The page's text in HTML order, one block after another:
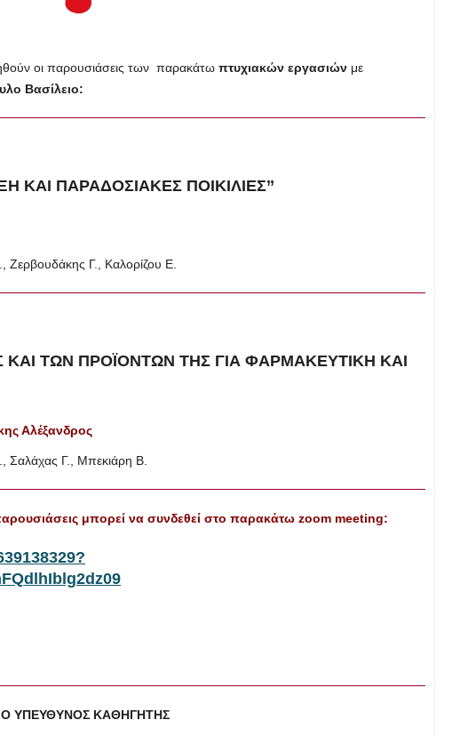
οι παρουσιάσεις των παρακάτω πτυχιακών εργασιών με
Βασίλειο:
ΚΑΙ ΠΑΡΑΔΟΣΙΑΚΕΣ ΠΟΙΚΙΛΙΕΣ’’
Γ., Καλορίζου Ε.
ΚΑΙ ΤΩΝ ΠΡΟΪΟΝΤΩΝ ΤΗΣ ΓΙΑ ΦΑΡΜΑΚΕΥΤΙΚΗ ΚΑΙ
Αλέξανδρος
Γ., Μπεκιάρη Β.
μπορεί να συνδεθεί στο παρακάτω zoom meeting:
Ο ΥΠΕΥΘΥΝΟΣ ΚΑΘΗΓΗΤΗΣ